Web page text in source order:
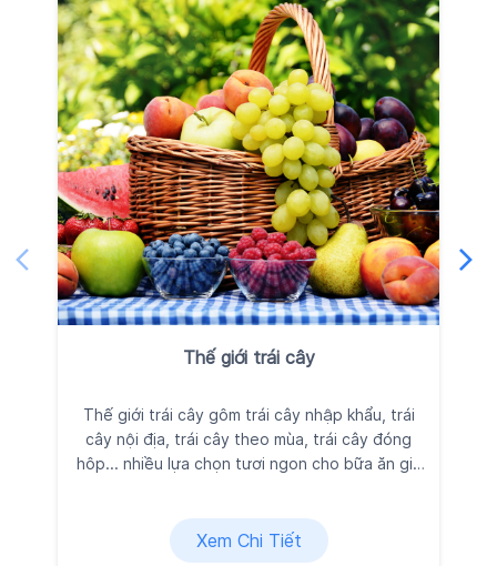
Thế giới trái cây
Thế giới trái cây gôm trái cây nhập khẩu, trái
cây nội địa, trái cây theo mùa, trái cây đóng
hôp... nhiều lựa chọn tươi ngon cho bữa ăn gia
đình, được Kingfoodmart tuyển chọn kỹ lưỡng
vì sức khỏe và niềm vui của bạn.
Xem Chi Tiết
Vui lòng để lại thông tin, chúng tôi sẽ nhanh chóng kết nối với